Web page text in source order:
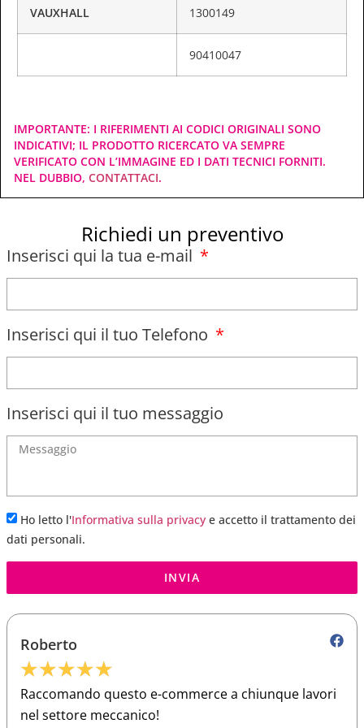
VAUXHALL 1300149
90410047
IMPORTANTE: I RIFERIMENTI AI CODICI ORIGINALI SONO
INDICATIVI; IL PRODOTTO RICERCATO VA SEMPRE
VERIFICATO CON L’IMMAGINE ED I DATI TECNICI FORNITI.
NEL DUBBIO, CONTATTACI.
Richiedi un preventivo
Inserisci qui la tua e-mail
Inserisci qui il tuo Telefono
Inserisci qui il tuo messaggio
Ho letto l'Informativa sulla privacy e accetto il trattamento dei
dati personali.
INVIA
Roberto
★★★★★
Raccomando questo e-commerce a chiunque lavori
nel settore meccanico!